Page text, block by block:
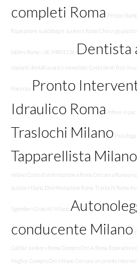
completi Roma Prezzo
Riparazione scaldabagni Junkers Roma Chirurgo
fabbro Roma – 06.94801156 Dentista
impianti dentali a carico immediato Costo denti fissi in
Piacenza Pronto
Idraulico Roma Infissi in pvc
Traslochi Milano
Tapparellista Milano
milano Costo disinfestazione a Roma Cercare a Roma
pulizie Milano Disinfestazione Roma Traslochi Roma
Sgomberi Gratuiti Milano
conducente Milano
Caldaie Junkers Roma Compro Oro A Roma Riparazioni
Miglior Compro Oro Milano Cercare un pronto